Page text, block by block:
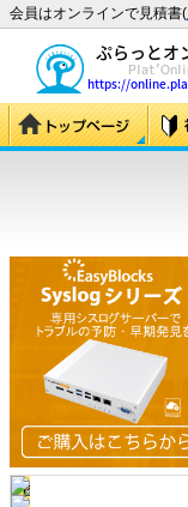
会員はオンラインで見積書(